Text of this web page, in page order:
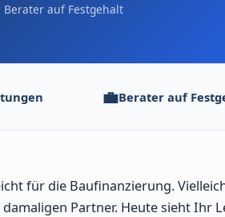
auf Festgehalt
💼Berater auf
für die Baufinanzierung.
Partner. Heute sieht Ihr